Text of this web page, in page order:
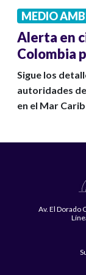
MEDIO
Alerta en
Colombia
Sigue los
autoridades
en el Mar
Av. El Dorado